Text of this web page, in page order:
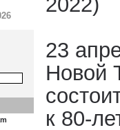
23
Новой
к 80-